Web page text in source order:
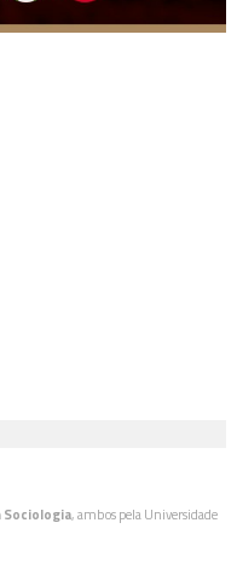
, ambos pela Universidade